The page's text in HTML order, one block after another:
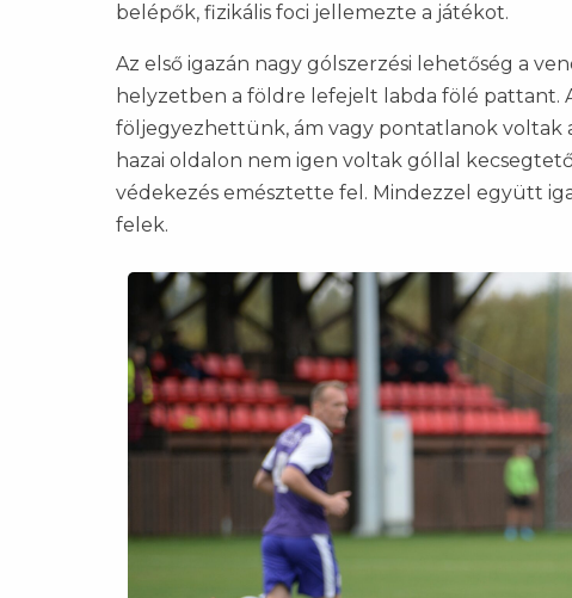
belépők, fizikális foci jellemezte a játékot.
Az első igazán nagy gólszerzési lehetőség a
helyzetben a földre lefejelt labda fölé pattant.
följegyezhettünk, ám vagy pontatlanok voltak
hazai oldalon nem igen voltak góllal
védekezés emésztette fel. Mindezzel együtt
felek.